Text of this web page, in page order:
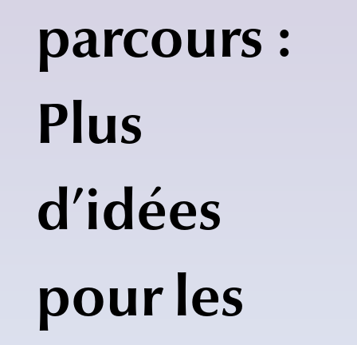
parcours :
Plus
d’idées
pour les